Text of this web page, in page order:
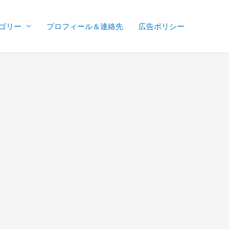
リー プロフィール＆連絡先 広告ポリシー